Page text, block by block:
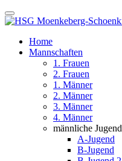
Home
Mannschaften
1. Frauen
2. Frauen
1. Männer
2. Männer
3. Männer
4. Männer
männliche Jugend
A-Jugend
B-Jugend